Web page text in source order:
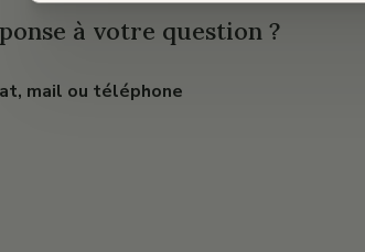
à votre question ?
mail ou téléphone